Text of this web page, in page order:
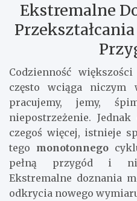
Ekstremalne
Codzienność
często wciąga niczym
pracujemy, jemy,
niepostrzeżenie.
czegoś więcej, istnieje
tego monotonnego
pełną przygód i
Ekstremalne doznania
odkrycia nowego